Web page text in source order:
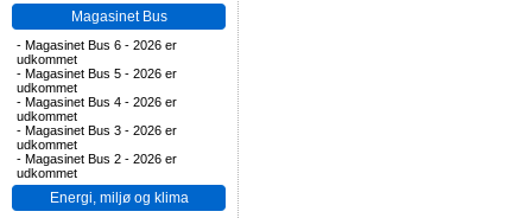
Magasinet Bus
- Magasinet Bus 6 - 2026 er
udkommet
- Magasinet Bus 5 - 2026 er
udkommet
- Magasinet Bus 4 - 2026 er
udkommet
- Magasinet Bus 3 - 2026 er
udkommet
- Magasinet Bus 2 - 2026 er
udkommet
Energi, miljø og klima